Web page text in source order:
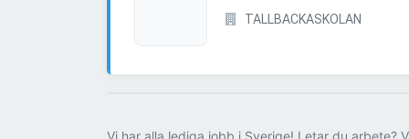
TALLBACKASKOLAN